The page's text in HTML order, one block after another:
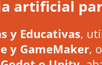
artificial
y Educativas,
y GameMaker,